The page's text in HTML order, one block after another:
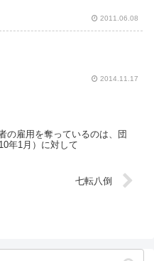
2011.06.08
2014.11.17
の雇用を奪っているのは、団
年1月）に対して
七転八倒